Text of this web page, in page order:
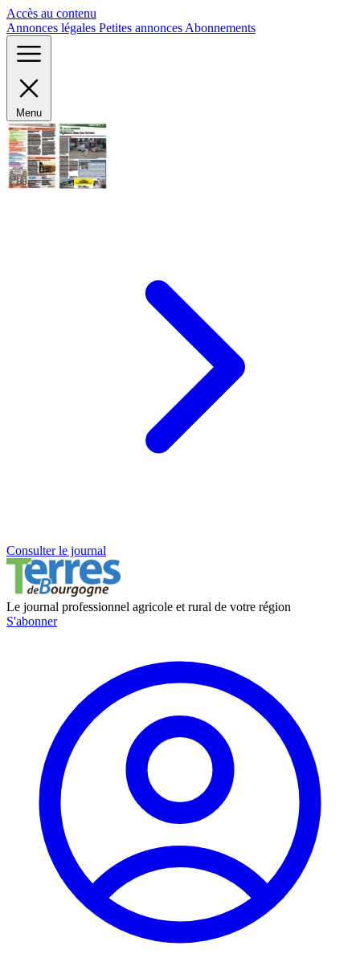
Accès au contenu
Annonces légales Petites annonces Abonnements
Menu
Consulter le journal
Le journal professionnel agricole et rural de votre région
S'abonner
Panneau de gestion des cookies